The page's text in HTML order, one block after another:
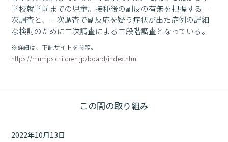
学校就学前までの児童。接種後の副反の有無を把握する一
次調査と、一次調査で副反応を疑う症状が出た症例の詳細
な検討のために二次調査による二段階調査となっている。
※詳細は、下記サイトを参照。
https://mumps.children.jp/board/index.html
この間の取り組み
2022年10月13日